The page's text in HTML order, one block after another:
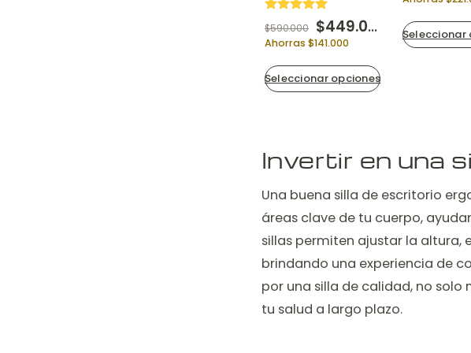
Valorado en
5de 5
$590.000 Original price was:
$449.000 Current
Ahorras $141.000
Seleccionar opciones
Seleccionar
Invertir en una
Una buena silla de escritorio
áreas clave de tu cuerpo,
sillas permiten ajustar la altura,
brindando una experiencia de
por una silla de calidad, no
tu salud a largo plazo.